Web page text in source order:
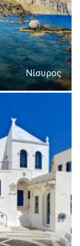
Νίσυρος